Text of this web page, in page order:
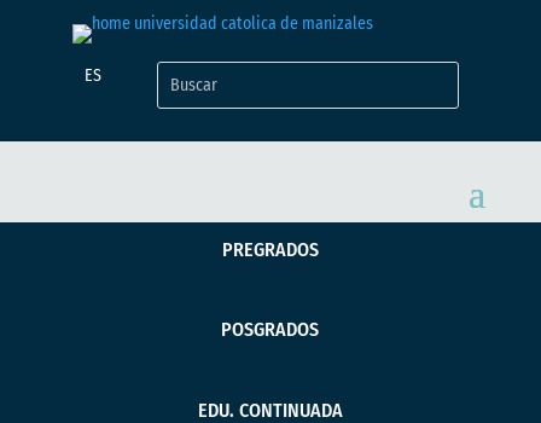
ES
PREGRADOS
POSGRADOS
EDU. CONTINUADA